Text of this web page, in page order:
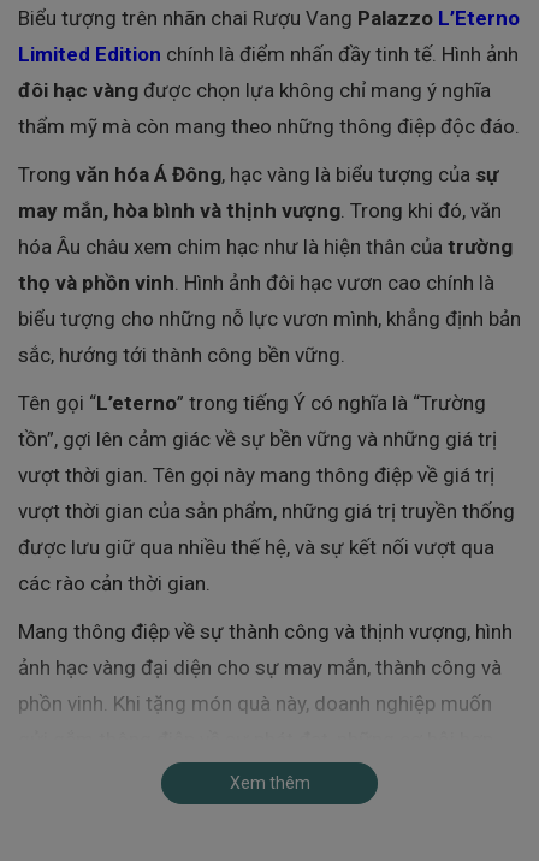
Biểu tượng trên nhãn chai Rượu Vang Palazzo L’Eterno
Limited Edition chính là điểm nhấn đầy tinh tế. Hình ảnh
đôi hạc vàng được chọn lựa không chỉ mang ý nghĩa
thẩm mỹ mà còn mang theo những thông điệp độc đáo.
Trong văn hóa Á Đông, hạc vàng là biểu tượng của sự
may mắn, hòa bình và thịnh vượng. Trong khi đó, văn
hóa Âu châu xem chim hạc như là hiện thân của trường
thọ và phồn vinh. Hình ảnh đôi hạc vươn cao chính là
biểu tượng cho những nỗ lực vươn mình, khẳng định bản
sắc, hướng tới thành công bền vững.
Tên gọi “L’eterno” trong tiếng Ý có nghĩa là “Trường
tồn”, gợi lên cảm giác về sự bền vững và những giá trị
vượt thời gian. Tên gọi này mang thông điệp về giá trị
vượt thời gian của sản phẩm, những giá trị truyền thống
được lưu giữ qua nhiều thế hệ, và sự kết nối vượt qua
các rào cản thời gian.
Mang thông điệp về sự thành công và thịnh vượng, hình
ảnh hạc vàng đại diện cho sự may mắn, thành công và
phồn vinh. Khi tặng món quà này, doanh nghiệp muốn
tác mới, và sự đồng hành mãi mãi để cùng nhau phát
triển mạnh mẽ hơn.
Xem thêm